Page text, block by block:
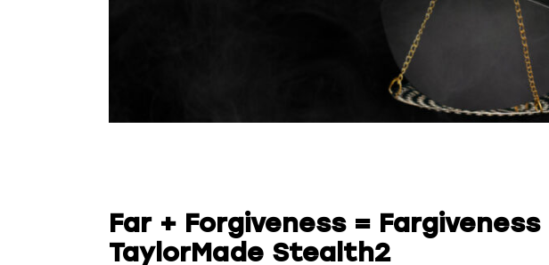
Far + Forgiveness =
TaylorMade Stealth2